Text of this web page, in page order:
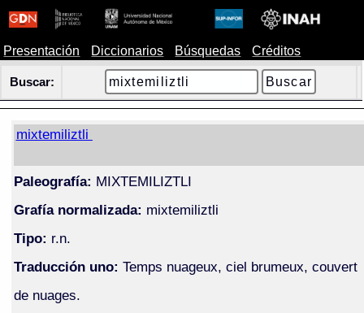
Presentación Diccionarios Búsquedas Créditos
Buscar:
mixtemiliztli
Paleografía: MIXTEMILIZTLI
Grafía normalizada: mixtemiliztli
Tipo: r.n.
Traducción uno: Temps nuageux, ciel brumeux, couvert
de nuages.